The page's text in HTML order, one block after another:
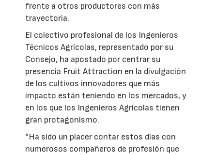
frente a otros productores con más
trayectoria.
El colectivo profesional de los Ingenieros
Técnicos Agrícolas, representado por su
Consejo, ha apostado por centrar su
presencia Fruit Attraction en la divulgación
de los cultivos innovadores que más
impacto están teniendo en los mercados, y
en los que los Ingenieros Agrícolas tienen
gran protagonismo.
“Ha sido un placer contar estos días con
numerosos compañeros de profesión que